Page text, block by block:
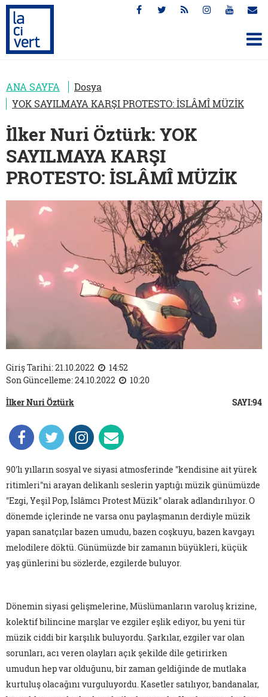
ANA SAYFA
Dosya
YOK SAYILMAYA KARŞI PROTESTO: İSLÂMÎ MÜZİK
İlker Nuri Öztürk: YOK
SAYILMAYA KARŞI
PROTESTO: İSLÂMÎ MÜZİK
Giriş Tarihi: 21.10.2022
14:52
Son Güncelleme: 24.10.2022
10:20
İlker Nuri Öztürk
SAYI:94
90'lı yılların sosyal ve siyasi atmosferinde "kendisine ait yürek
ritimleri"ni arayan delikanlı seslerin yaptığı müzik günümüzde
"Ezgi, Yeşil Pop, İslâmcı Protest Müzik" olarak adlandırılıyor. O
dönemde içlerinde ne varsa onu paylaşmanın derdiyle müzik
yapan sanatçılar bazen umudu, bazen coşkuyu, bazen kavgayı
melodilere döktü. Günümüzde bir zamanın büyükleri, küçük
yaş günlerini bu sözlerde, ezgilerde buluyor.
Dönemin siyasi gelişmelerine, Müslümanların varoluş krizine,
kolektif bilincine marşlar ve ezgiler eşlik ediyor, bu yeni tür
müzik ciddi bir karşılık buluyordu. Şarkılar, ezgiler var olan
sorunları, acı veren olayları açık şekilde dile getirirken
umudun hep var olduğunu, bir zaman geldiğinde de mutlaka
kurtuluş olacağını vurguluyordu. Kasetler satılıyor, bandanalar,